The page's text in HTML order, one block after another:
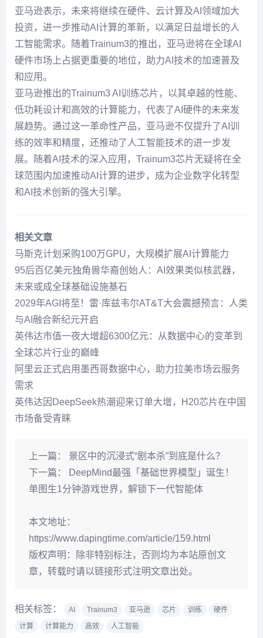
亚马逊表示，未来将继续在硬件、云计算及AI领域加大
投资，进一步推动AI计算的革新，以满足日益增长的人
工智能需求。随着Trainum3的推出，亚马逊将在全球AI
硬件市场上占据更重要的地位，助力AI技术的加速普及
和应用。
亚马逊推出的Trainum3 AI训练芯片，以其卓越的性能、
低功耗设计和高效的计算能力，代表了AI硬件的未来发
展趋势。通过这一革命性产品，亚马逊不仅提升了AI训
练的效率和精度，还推动了人工智能技术的进一步发
展。随着AI技术的深入应用，Trainum3芯片无疑将在全
球范围内加速推动AI计算的进步，成为企业数字化转型
和AI技术创新的强大引擎。
相关文章
马斯克计划采购100万GPU，大规模扩展AI计算能力
95后百亿美元独角兽华裔创始人：AI效果类似核武器，
未来或成全球基础设施基石
2029年AGI将至！雷·库兹韦尔AT&T大会震撼预言：人类
与AI融合新纪元开启
英伟达市值一夜大增超6300亿元：从数据中心的变革到
全球芯片行业的巅峰
阿里云正式启用墨西哥数据中心，助力拉美市场云服务
需求
英伟达因DeepSeek热潮迎来订单大增，H20芯片在中国
市场备受青睐
上一篇： 景区中的沉浸式“剧本杀”到底是什么？
下一篇：
DeepMind最强「基础世界模型」诞生！
单图生1分钟游戏世界，解锁下一代智能体
本文地址：
https://www.dapingtime.com/article/159.html
版权声明：
除非特别标注，否则均为本站原创文
章，转载时请以链接形式注明文章出处。
相关标签： AI Trainum3 亚马逊 芯片 训练
硬件
计算
计算能力 高效 人工智能